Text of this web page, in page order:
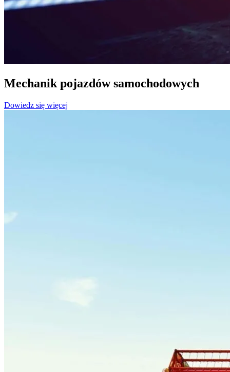
Mechanik pojazdów samochodowych
Dowiedz się więcej